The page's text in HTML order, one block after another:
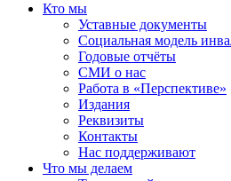
Кто мы
Уставные документы
Социальная модель
Годовые отчёты
СМИ о нас
Работа в «Перспективе»
Издания
Реквизиты
Контакты
Нас поддерживают
Что мы делаем